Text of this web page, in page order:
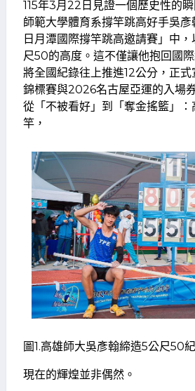
115年3月22日見證一個歷史性的
師範大學體育系撐竿跳高好手吳
日月潭國際撐竿跳高邀請賽」中
尺50的高度。這不僅讓他抱回國
將全國紀錄往上推進12公分，正
錦標賽與2026名古屋亞運的入場券
從「不被看好」到「奪金搖籃」
竿，
圖1.高雄師大吳彥翰締造5公尺50
現在的輝煌並非偶然。